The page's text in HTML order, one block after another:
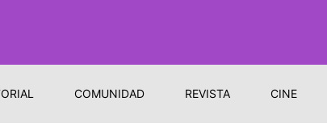
COMUNIDAD REVISTA CINE